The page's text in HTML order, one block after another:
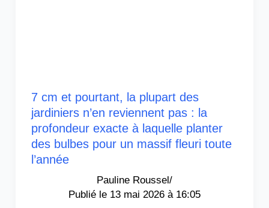
7 cm et pourtant, la plupart des
jardiniers n’en reviennent pas : la
profondeur exacte à laquelle planter
des bulbes pour un massif fleuri toute
l’année
Pauline Roussel/
13 mai 2026 à 16:05